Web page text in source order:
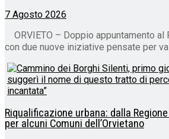
7 Agosto 2026
ORVIETO – Doppio appuntamento
con due nuove iniziative pensate per
Riqualificazione urbana: dalla
per alcuni Comuni dell’Orvietano